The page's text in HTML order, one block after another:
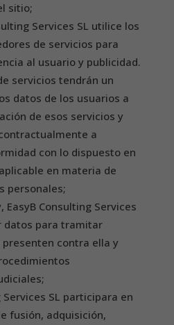
sitio;
Services SL utilice los
de servicios para
al usuario y publicidad.
servicios tendrán un
datos de los usuarios a
de esos servicios y
a
con lo dispuesto en
en materia de
personales;
EasyB Consulting Services
datos para tramitar
contra ella y
Services SL participara en
fusión, adquisición,